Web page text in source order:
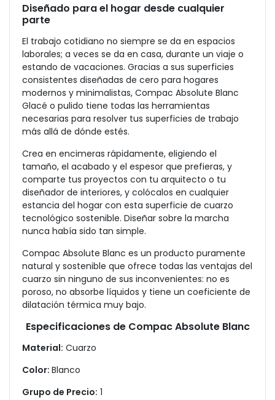
Diseñado para el hogar desde cualquier
parte
El trabajo cotidiano no siempre se da en espacios
laborales; a veces se da en casa, durante un viaje o
estando de vacaciones. Gracias a sus superficies
consistentes diseñadas de cero para hogares
modernos y minimalistas, Compac Absolute Blanc
Glacé o pulido tiene todas las herramientas
necesarias para resolver tus superficies de trabajo
más allá de dónde estés.
Crea en encimeras rápidamente, eligiendo el
tamaño, el acabado y el espesor que prefieras, y
comparte tus proyectos con tu arquitecto o tu
diseñador de interiores, y colócalos en cualquier
estancia del hogar con esta superficie de cuarzo
tecnológico sostenible. Diseñar sobre la marcha
nunca había sido tan simple.
Compac Absolute Blanc es un producto puramente
natural y sostenible que ofrece todas las ventajas del
cuarzo sin ninguno de sus inconvenientes: no es
poroso, no absorbe líquidos y tiene un coeficiente de
dilatación térmica muy bajo.
Especificaciones de Compac Absolute Blanc
Material: Cuarzo
Color: Blanco
Grupo de Precio: 1